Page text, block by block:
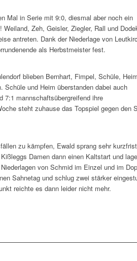
Mal in Serie mit 9:0, diesmal aber noch ein
Zeh, Geisler, Ziegler, Rall und
antreten. Dank der Niederlage von
als Herbstmeister fest.
blieben Bernhart, Fimpel, Schüle,
Schüle und Heim überstanden dabei auch
7:1 mannschaftsübergreifend ihre
steht zuhause das Topspiel gegen den
zu kämpfen, Ewald sprang sehr
Damen dann einen Kaltstart und
von Schmid im Einzel und im
Sahnetag und schlug zwei stärker
reichte es dann leider nicht mehr.